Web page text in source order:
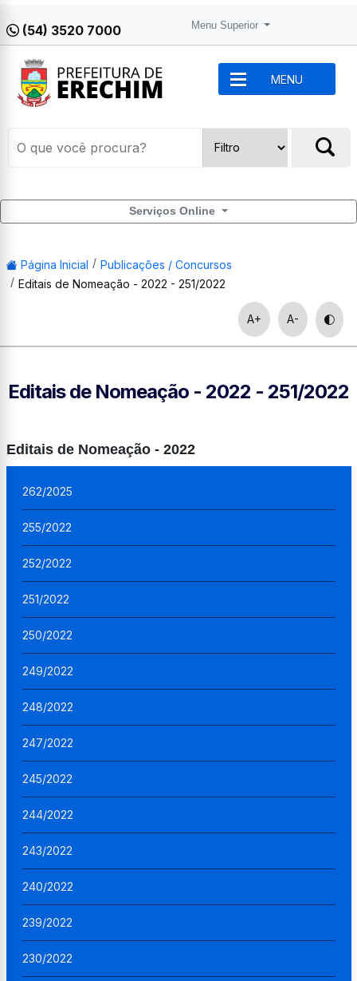
(54) 3520 7000 Menu Superior
MENU
Serviços Online
Página Inicial
Publicações / Concursos
Editais de Nomeação - 2022 - 251/2022
A+ A-
Editais de Nomeação - 2022 - 251/2022
Editais de Nomeação - 2022
262/2025
255/2022
252/2022
251/2022
250/2022
249/2022
248/2022
247/2022
245/2022
244/2022
243/2022
240/2022
239/2022
230/2022